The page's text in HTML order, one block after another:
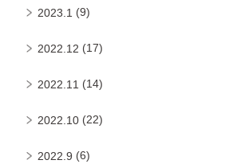
2023.1 (9)
2022.12 (17)
2022.11 (14)
2022.10 (22)
2022.9 (6)